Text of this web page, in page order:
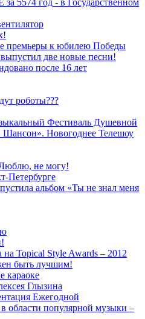
год - в Государственном
премьеры к юбилею Победы
две новые песни!
после 16 лет
роботы???
Фестиваль Душевной
Новогоднее Телешоу
Люблю, не могу!
Петербурге
альбом «Ты не знал меня
Topical Style Awards – 2012
быть лучшим!
караоке
Глызина
Ежегодной
области популярной музыки –